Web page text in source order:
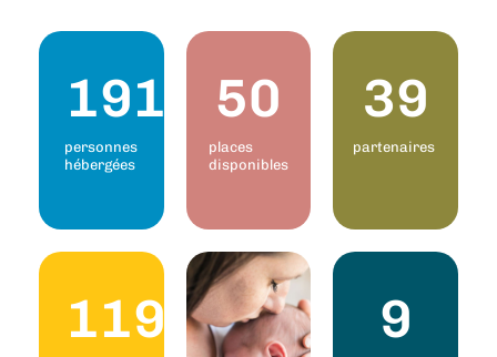
personnes
hébergées
191
places
disponibles
50
partenaires
39
119 9